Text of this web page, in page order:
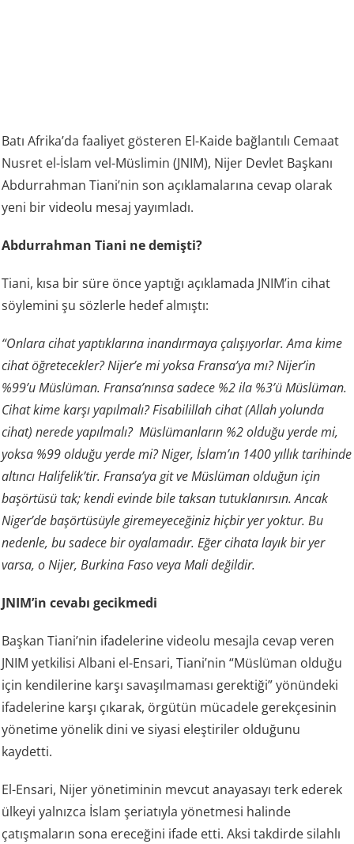
Batı Afrika’da faaliyet gösteren El-Kaide bağlantılı Cemaat
Nusret el-İslam vel-Müslimin (JNIM), Nijer Devlet Başkanı
Abdurrahman Tiani’nin son açıklamalarına cevap olarak
yeni bir videolu mesaj yayımladı.
Abdurrahman Tiani ne demişti?
Tiani, kısa bir süre önce yaptığı açıklamada JNIM’in cihat
söylemini şu sözlerle hedef almıştı:
“Onlara cihat yaptıklarına inandırmaya çalışıyorlar. Ama kime
cihat öğretecekler? Nijer’e mi yoksa Fransa’ya mı? Nijer’in
%99’u Müslüman. Fransa’nınsa sadece %2 ila %3’ü Müslüman.
Cihat kime karşı yapılmalı? Fisabilillah cihat (Allah yolunda
cihat) nerede yapılmalı? Müslümanların %2 olduğu yerde mi,
yoksa %99 olduğu yerde mi? Niger, İslam’ın 1400 yıllık tarihinde
altıncı Halifelik’tir. Fransa’ya git ve Müslüman olduğun için
başörtüsü tak; kendi evinde bile taksan tutuklanırsın. Ancak
Niger’de başörtüsüyle giremeyeceğiniz hiçbir yer yoktur. Bu
nedenle, bu sadece bir oyalamadır. Eğer cihata layık bir yer
varsa, o Nijer, Burkina Faso veya Mali değildir.
JNIM’in cevabı gecikmedi
Başkan Tiani’nin ifadelerine videolu mesajla cevap veren
JNIM yetkilisi Albani el-Ensari, Tiani’nin “Müslüman olduğu
için kendilerine karşı savaşılmaması gerektiği” yönündeki
ifadelerine karşı çıkarak, örgütün mücadele gerekçesinin
yönetime yönelik dini ve siyasi eleştiriler olduğunu
kaydetti.
El-Ensari, Nijer yönetiminin mevcut anayasayı terk ederek
ülkeyi yalnızca İslam şeriatıyla yönetmesi halinde
çatışmaların sona ereceğini ifade etti. Aksi takdirde silahlı